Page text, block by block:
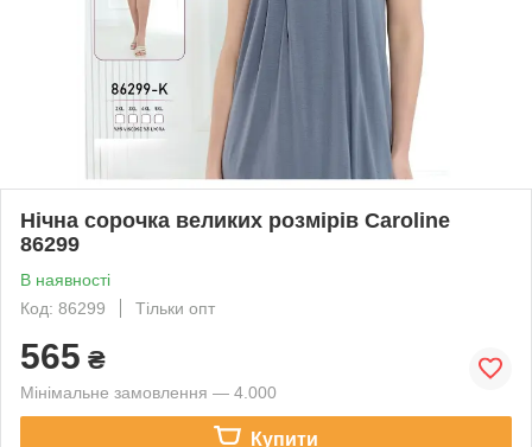
Нічна сорочка великих розмірів Caroline
86299
В наявності
Код: 86299
Тільки опт
565 ₴
Мінімальне замовлення — 4.000
Купити